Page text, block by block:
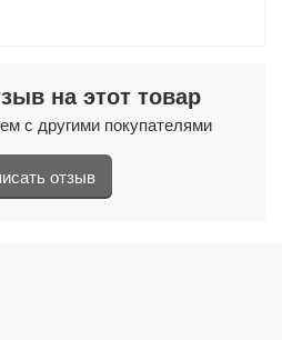
на этот товар
с другими покупателями
отзыв